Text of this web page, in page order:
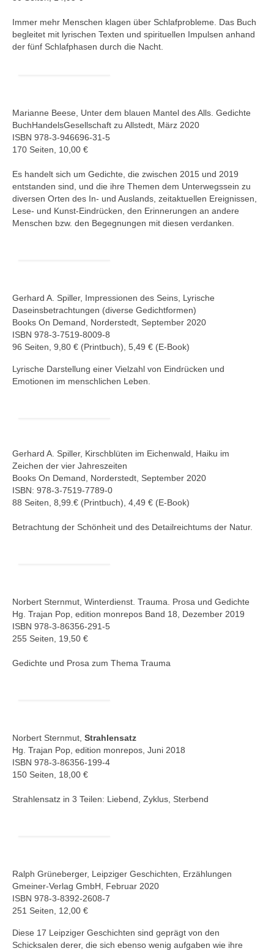
Immer mehr Menschen klagen über Schlafprobleme. Das Buch
begleitet mit lyrischen Texten und spirituellen Impulsen anhand
der fünf Schlafphasen durch die Nacht.
Marianne Beese, Unter dem blauen Mantel des Alls. Gedichte
BuchHandelsGesellschaft zu Allstedt, März 2020
ISBN 978-3-946696-31-5
170 Seiten, 10,00 €
Es handelt sich um Gedichte, die zwischen 2015 und 2019
entstanden sind, und die ihre Themen dem Unterwegssein zu
diversen Orten des In- und Auslands, zeitaktuellen Ereignissen,
Lese- und Kunst-Eindrücken, den Erinnerungen an andere
Menschen bzw. den Begegnungen mit diesen verdanken.
Gerhard A. Spiller, Impressionen des Seins, Lyrische
Daseinsbetrachtungen (diverse Gedichtformen)
Books On Demand, Norderstedt, September 2020
ISBN 978-3-7519-8009-8
96 Seiten, 9,80 € (Printbuch), 5,49 € (E-Book)
Lyrische Darstellung einer Vielzahl von Eindrücken und
Emotionen im menschlichen Leben.
Gerhard A. Spiller, Kirschblüten im Eichenwald, Haiku im
Zeichen der vier Jahreszeiten
Books On Demand, Norderstedt, September 2020
ISBN: 978-3-7519-7789-0
88 Seiten, 8,99.€ (Printbuch), 4,49 € (E-Book)
Betrachtung der Schönheit und des Detailreichtums der Natur.
Norbert Sternmut, Winterdienst. Trauma. Prosa und Gedichte
Hg. Trajan Pop, edition monrepos Band 18, Dezember 2019
ISBN 978-3-86356-291-5
255 Seiten, 19,50 €
Gedichte und Prosa zum Thema Trauma
Norbert Sternmut, Strahlensatz
Hg. Trajan Pop, edition monrepos, Juni 2018
ISBN 978-3-86356-199-4
150 Seiten, 18,00 €
Strahlensatz in 3 Teilen: Liebend, Zyklus, Sterbend
Ralph Grüneberger, Leipziger Geschichten, Erzählungen
Gmeiner-Verlag GmbH, Februar 2020
ISBN 978-3-8392-2608-7
251 Seiten, 12,00 €
Diese 17 Leipziger Geschichten sind geprägt von den
Schicksalen derer, die sich ebenso wenig aufgaben wie ihre